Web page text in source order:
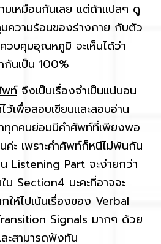
มเหมือนกันเลย แต่ถ้าแปลๆ ดู
ความร้อนของร่างกาย กับตัว
วบคุมอุณหภูมิ จะเห็นได้ว่า
กันเป็น 100%
พท์จึงเป็นเรื่องจำเป็นแน่นอน
ว้เพื่อสอบเขียนและสอบอ่าน
ทุกคนย่อมมีคำศัพท์ที่เพียงพอ
ะ เพราะคำศัพท์ก็หนีไม่พ้นกัน
Listening Part จะง่ายกว่า
น Section4 นะคะที่อาจจะ
ให้ไปเน้นเรื่องของ Verbal
Signals มากๆ ด้วย
ะสามารถฟังทัน